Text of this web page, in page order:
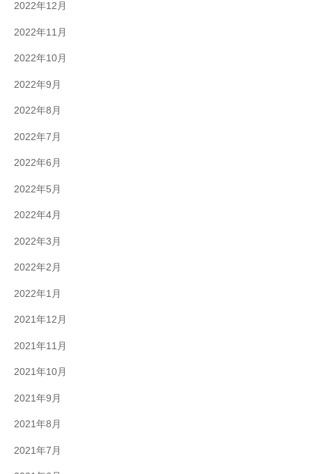
2022年12月
2022年11月
2022年10月
2022年9月
2022年8月
2022年7月
2022年6月
2022年5月
2022年4月
2022年3月
2022年2月
2022年1月
2021年12月
2021年11月
2021年10月
2021年9月
2021年8月
2021年7月